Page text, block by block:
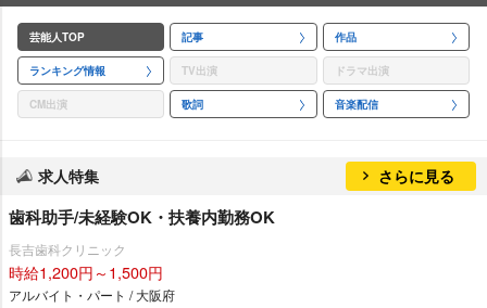
芸能人TOP 記事 作品
ランキング情報 TV出演 ドラマ出演
CM出演 歌詞 音楽配信
求人特集 さらに見る
歯科助手/未経験OK・扶養内勤務OK
長吉歯科クリニック
時給1,200円～1,500円
アルバイト・パート / 大阪府